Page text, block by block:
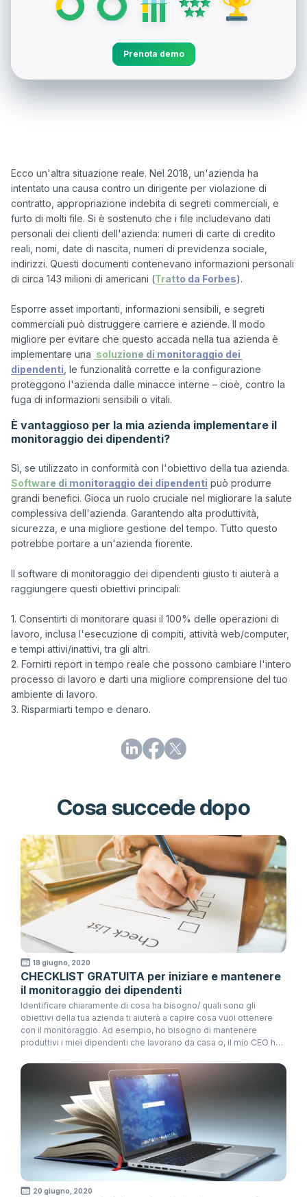
Prenota demo
Ecco un'altra situazione reale. Nel 2018, un'azienda ha
intentato una causa contro un dirigente per violazione di
contratto, appropriazione indebita di segreti commerciali, e
furto di molti file. Si è sostenuto che i file includevano dati
personali dei clienti dell'azienda: numeri di carte di credito
reali, nomi, date di nascita, numeri di previdenza sociale,
indirizzi. Questi documenti contenevano informazioni personali
di circa 143 milioni di americani (Tratto da Forbes).
Esporre asset importanti, informazioni sensibili, e segreti
commerciali può distruggere carriere e aziende. Il modo
migliore per evitare che questo accada nella tua azienda è
implementare una soluzione di monitoraggio dei
dipendenti, le funzionalità corrette e la configurazione
proteggono l'azienda dalle minacce interne – cioè, contro la
È vantaggioso per la mia azienda implementare il
monitoraggio dei dipendenti?
Software di monitoraggio dei dipendenti può produrre
grandi benefici. Gioca un ruolo cruciale nel migliorare la salute
complessiva dell'azienda. Garantendo alta produttività,
sicurezza, e una migliore gestione del tempo. Tutto questo
potrebbe portare a un'azienda fiorente.
Il software di monitoraggio dei dipendenti giusto ti aiuterà a
raggiungere questi obiettivi principali:
1. Consentirti di monitorare quasi il 100% delle operazioni di
lavoro, inclusa l'esecuzione di compiti, attività web/computer,
e tempi attivi/inattivi, tra gli altri.
2. Fornirti report in tempo reale che possono cambiare l'intero
processo di lavoro e darti una migliore comprensione del tuo
ambiente di lavoro.
3. Risparmiarti tempo e denaro.
Cosa succede dopo
18 giugno, 2020
CHECKLIST GRATUITA per iniziare e mantenere
il monitoraggio dei dipendenti
Identificare chiaramente di cosa ha bisogno/ quali sono gli
obiettivi della tua azienda ti aiuterà a capire cosa vuoi ottenere
con il monitoraggio. Ad esempio, ho bisogno di mantenere
produttivi i miei dipendenti che lavorano da casa o, il mio CEO ha
determinate aree al lavoro.
20 giugno, 2020